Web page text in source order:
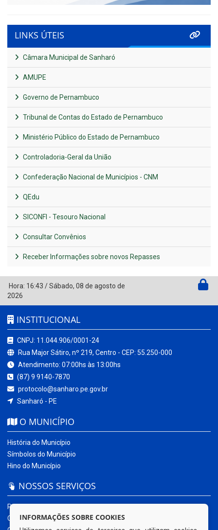
LINKS ÚTEIS
Câmara Municipal de Sanharó
AMUPE
Governo de Pernambuco
Tribunal de Contas do Estado de Pernambuco
Ministério Público do Estado de Pernambuco
Controladoria-Geral da União
Confederação Nacional de Municípios - CNM
QEdu
SICONFI - Tesouro Nacional
Consultar Convênios
Receber Informações sobre novos Repasses
Hora: 16:43 /Sábado, 08 de agosto de
2026
INSTITUCIONAL
CNPJ: 11.044.906/0001-24
Rua Major Sátiro, nº 219, Centro - CEP: 55.250-000
Atendimento: 07:00hs às 13:00hs
(87) 9 9140-7870
protocolo@sanharo.pe.gov.br
Sanharó - PE
O MUNICÍPIO
História do Município
Símbolos do Município
Hino do Município
NOSSOS SERVIÇOS
Portal da Transparência
Carta de Serviços ao Usuário
INFORMAÇÕES SOBRE COOKIES